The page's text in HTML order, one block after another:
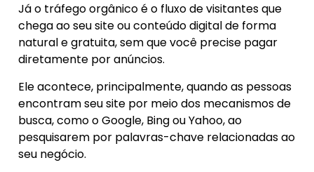
Já o tráfego orgânico é o fluxo de visitantes que
chega ao seu site ou conteúdo digital de forma
natural e gratuita, sem que você precise pagar
diretamente por anúncios.
Ele acontece, principalmente, quando as pessoas
encontram seu site por meio dos mecanismos de
busca, como o Google, Bing ou Yahoo, ao
pesquisarem por palavras-chave relacionadas ao
seu negócio.